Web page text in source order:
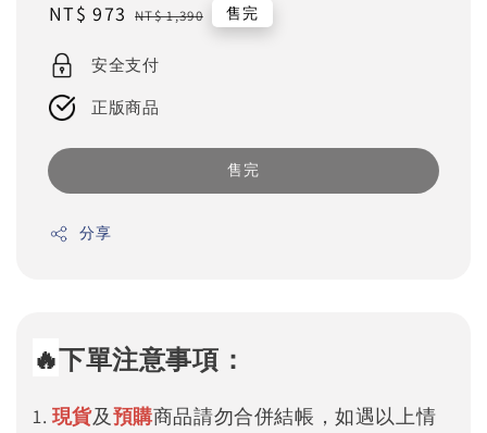
Sale
NT$ 973 Regular
NT$ 1,390 售完
安全支付
正版商品
售完
分享
🔥下單注意事項：
1. 現貨及預購商品請勿合併結帳，如遇以上情